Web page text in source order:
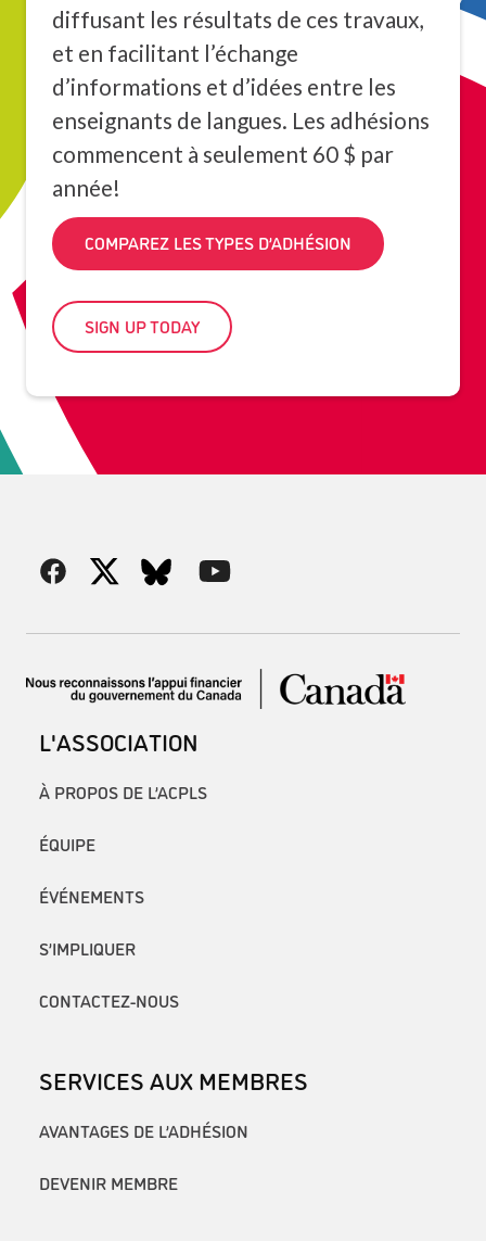
diffusant les résultats de ces travaux,
et en facilitant l’échange
d’informations et d’idées entre les
enseignants de langues. Les adhésions
commencent à seulement 60 $ par
année!
COMPAREZ LES TYPES D’ADHÉSION
SIGN UP TODAY
L'ASSOCIATION
À PROPOS DE L’ACPLS
ÉQUIPE
ÉVÉNEMENTS
S’IMPLIQUER
CONTACTEZ-NOUS
SERVICES AUX MEMBRES
AVANTAGES DE L’ADHÉSION
DEVENIR MEMBRE